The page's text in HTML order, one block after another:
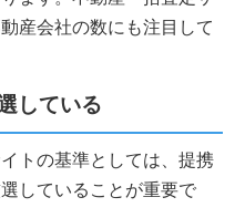
産会社の数にも注目して
している
トの基準としては、提携
していることが重要で